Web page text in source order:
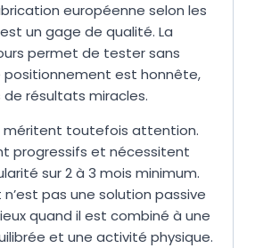
européenne selon les
un gage de qualité. La
permet de tester sans
positionnement est honnête,
résultats miracles.
méritent toutefois attention.
progressifs et nécessitent
sur 2 à 3 mois minimum.
pas une solution passive
quand il est combiné à une
et une activité physique.